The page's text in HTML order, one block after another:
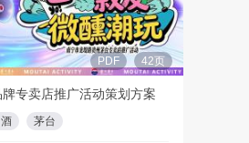
PDF 42页
专卖店推广活动策划方案
茅台